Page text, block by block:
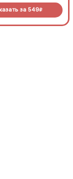
соус барбекю.
за 549R